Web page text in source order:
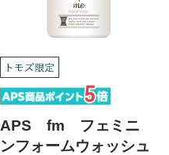
APS fm フェミニ
ンフォームウォッシュ